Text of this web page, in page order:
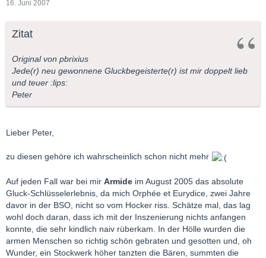
16. Juni 2007
Zitat
Original von pbrixius
Jede(r) neu gewonnene Gluckbegeisterte(r) ist mir doppelt lieb
und teuer :lips:
Peter
Lieber Peter,
zu diesen gehöre ich wahrscheinlich schon nicht mehr
Auf jeden Fall war bei mir Armide im August 2005 das absolute
Gluck-Schlüsselerlebnis, da mich Orphée et Eurydice, zwei Jahre
davor in der BSO, nicht so vom Hocker riss. Schätze mal, das lag
wohl doch daran, dass ich mit der Inszenierung nichts anfangen
konnte, die sehr kindlich naiv rüberkam. In der Hölle wurden die
armen Menschen so richtig schön gebraten und gesotten und, oh
Wunder, ein Stockwerk höher tanzten die Bären, summten die